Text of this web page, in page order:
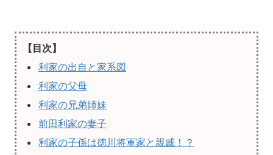
【目次】
利家の出自と家系図
利家の父母
利家の兄弟姉妹
前田利家の妻子
利家の子孫は徳川将軍家と親戚！？